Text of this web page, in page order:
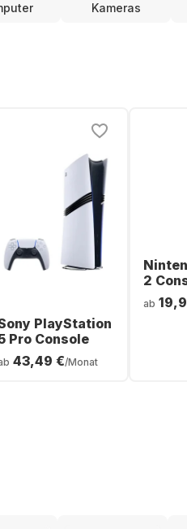
Kameras
PlayStation
Pro Console
43,49 €/Monat
2
ab